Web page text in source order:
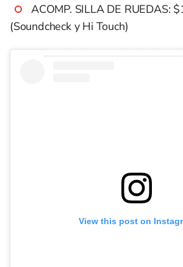
ACOMP. SILLA DE RUEDAS:
(Soundcheck y Hi Touch)
View this post on